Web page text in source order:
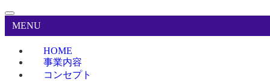
MENU
HOME
事業内容
コンセプト